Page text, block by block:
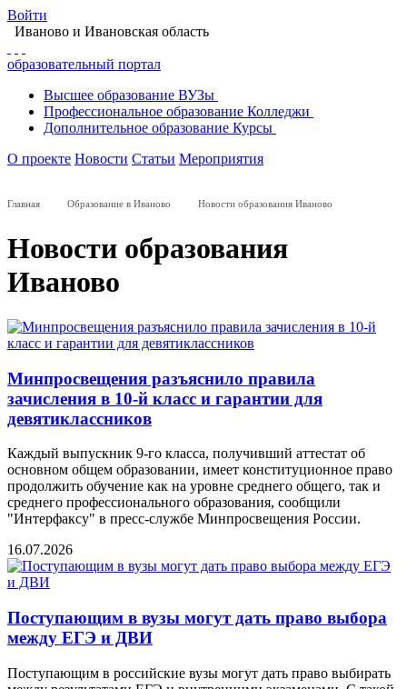
Войти
Иваново и Ивановская область
образовательный портал
Высшее образование ВУЗы
Профессиональное образование Колледжи
Дополнительное образование Курсы
О проекте Новости Статьи Мероприятия
Главная Образование в Иваново Новости образования Иваново
Новости образования
Иваново
Минпросвещения разъяснило правила
зачисления в 10-й класс и гарантии для
девятиклассников
Каждый выпускник 9-го класса, получивший аттестат об
основном общем образовании, имеет конституционное право
продолжить обучение как на уровне среднего общего, так и
среднего профессионального образования, сообщили
"Интерфаксу" в пресс-службе Минпросвещения России.
16.07.2026
Поступающим в вузы могут дать право выбора
между ЕГЭ и ДВИ
Поступающим в российские вузы могут дать право выбирать